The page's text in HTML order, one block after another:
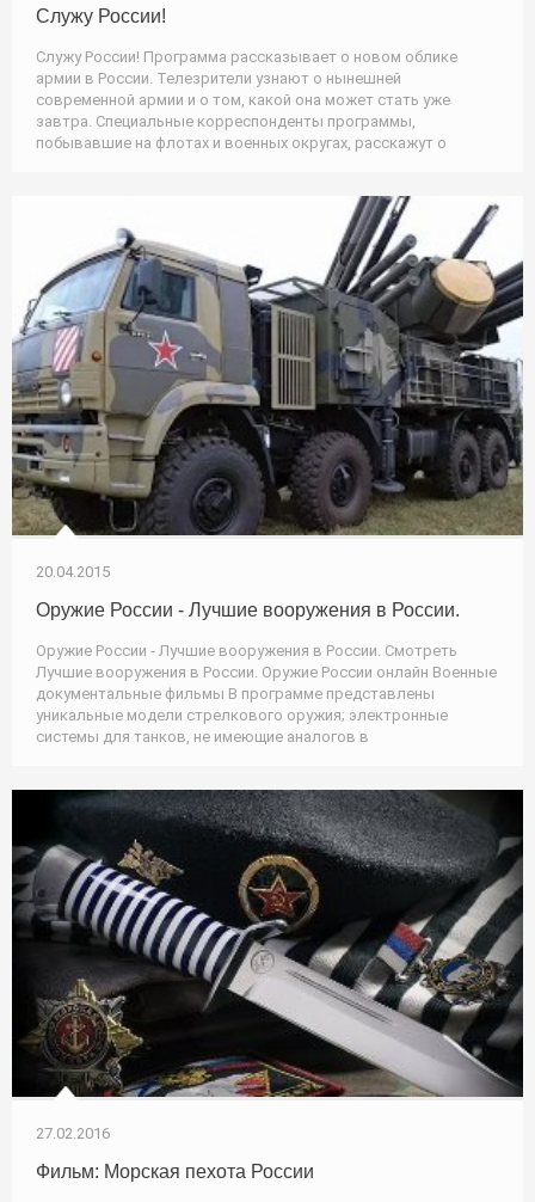
Служу России!
Служу России! Программа рассказывает о новом облике
армии в России. Телезрители узнают о нынешней
современной армии и о том, какой она может стать уже
завтра. Специальные корреспонденты программы,
побывавшие на флотах и военных округах, расскажут о
20.04.2015
Оружие России - Лучшие вооружения в России.
Оружие России - Лучшие вооружения в России. Смотреть
Лучшие вооружения в России. Оружие России онлайн Военные
документальные фильмы В программе представлены
уникальные модели стрелкового оружия; электронные
системы для танков, не имеющие аналогов в
27.02.2016
Фильм: Морская пехота России